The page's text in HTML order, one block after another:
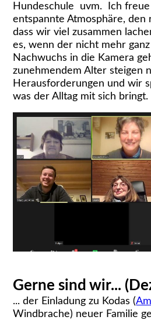
Hundeschule uvm. Ich
entspannte Atmosphäre, den
dass wir viel zusammen
es, wenn der nicht mehr
Nachwuchs in die Kamera
zunehmendem Alter steigen
Herausforderungen und wir
was der Alltag mit sich bringt.
Gerne sind wir...
... der Einladung zu Kodas (
Windbrache) neuer Familie